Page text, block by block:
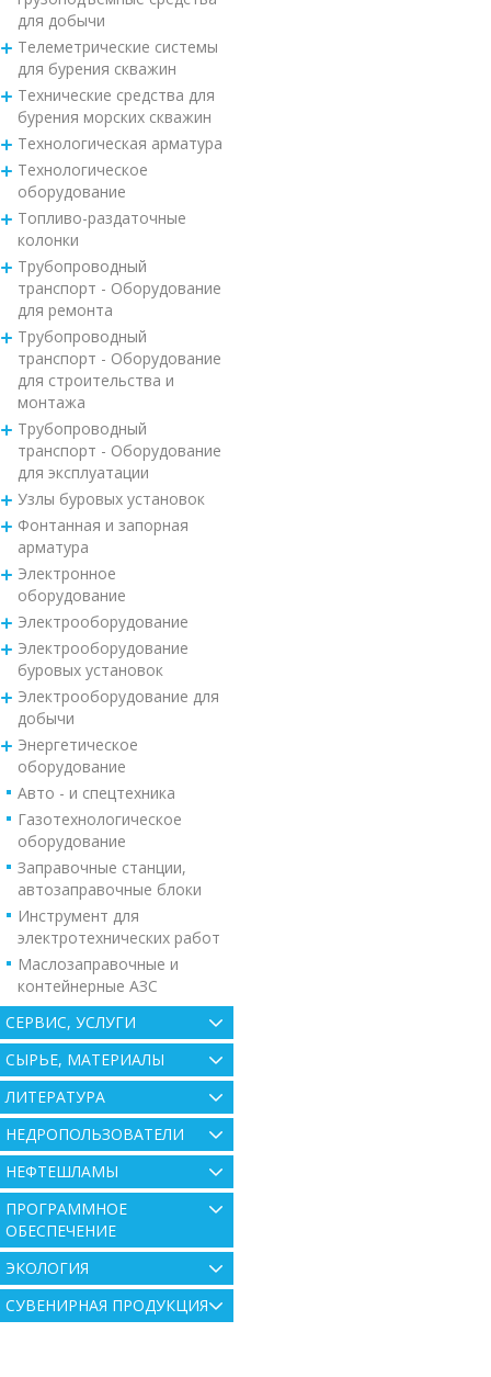
для добычи
Телеметрические системы
для бурения скважин
Технические средства для
бурения морских скважин
Технологическая арматура
Технологическое
оборудование
Топливо-раздаточные
колонки
Трубопроводный
транспорт - Оборудование
для ремонта
Трубопроводный
транспорт - Оборудование
для строительства и
монтажа
Трубопроводный
транспорт - Оборудование
для эксплуатации
Узлы буровых установок
Фонтанная и запорная
арматура
Электронное
оборудование
Электрооборудование
Электрооборудование
буровых установок
Электрооборудование для
добычи
Энергетическое
оборудование
Авто - и спецтехника
Газотехнологическое
оборудование
Заправочные станции,
автозаправочные блоки
Инструмент для
электротехнических работ
Маслозаправочные и
контейнерные АЗС
СЕРВИС, УСЛУГИ
СЫРЬЕ, МАТЕРИАЛЫ
ЛИТЕРАТУРА
НЕДРОПОЛЬЗОВАТЕЛИ
НЕФТЕШЛАМЫ
ПРОГРАММНОЕ
ОБЕСПЕЧЕНИЕ
ЭКОЛОГИЯ
СУВЕНИРНАЯ ПРОДУКЦИЯ